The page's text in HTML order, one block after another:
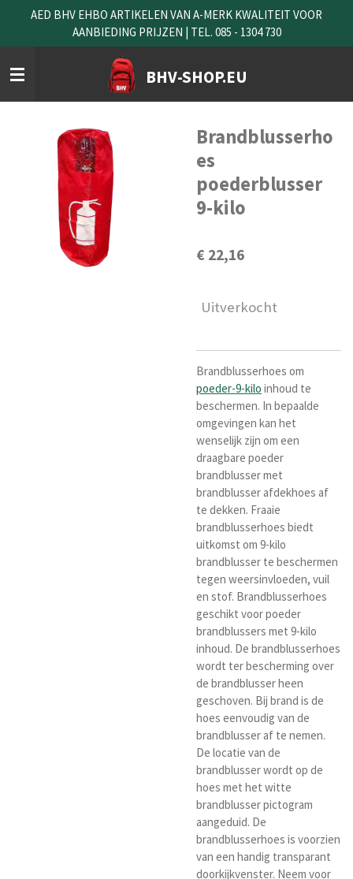
naar
de
hoofdinhoud
BHV-SHOP.EU
AED BHV EHBO ARTIKELEN VAN A-MERK KWALITEIT VOOR
AANBIEDING PRIJZEN | TEL. 085 - 1304 730
Brandblusserho
es
poederblusser
9-kilo
€ 22,16
Uitverkocht
Brandblusserhoes om
poeder-9-kilo inhoud te
beschermen. In bepaalde
omgevingen kan het
wenselijk zijn om een
draagbare poeder
brandblusser met
brandblusser afdekhoes af
te dekken. Fraaie
brandblusserhoes biedt
uitkomst om 9-kilo
brandblusser te beschermen
tegen weersinvloeden, vuil
en stof. Brandblusserhoes
geschikt voor poeder
brandblussers met 9-kilo
inhoud. De brandblusserhoes
wordt ter bescherming over
de brandblusser heen
geschoven. Bij brand is de
hoes eenvoudig van de
brandblusser af te nemen.
De locatie van de
brandblusser wordt op de
hoes met het witte
brandblusser pictogram
aangeduid. De
brandblusserhoes is voorzien
van een handig transparant
doorkijkvenster. Neem voor